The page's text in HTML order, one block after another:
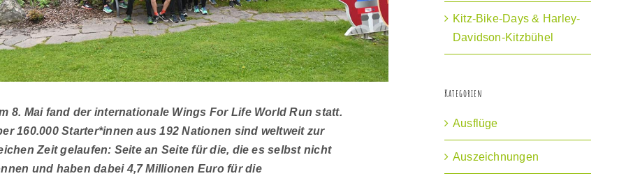
8. Mai fand der internationale Wings For Life World Run statt.
160.000 Starter*innen aus 192 Nationen sind weltweit zur
Zeit gelaufen: Seite an Seite für die, die es selbst nicht
und haben dabei 4,7 Millionen Euro für die
Kitz-Bike-Days & Harley-
Davidson-Kitzbühel
Kategorien
Ausflüge
Auszeichnungen